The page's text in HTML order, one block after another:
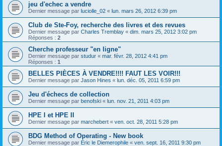
jeu d'echec a vendre
Dernier message par luciolle_02 « lun. mars 26, 2012 6:39 pm
Club de Ste-Foy, recherche des livres et des revues
Dernier message par Charles Tremblay « dim. mars 25, 2012 3:02 pm
Réponses : 2
Cherche professeur "en ligne"
Dernier message par studur « mar. févr. 28, 2012 4:41 pm
Réponses : 1
BELLES PIÈCES À VENDRE!!!! FAUT LES VOIR!!!
Dernier message par Jason Hines « lun. déc. 05, 2011 6:59 pm
Jeu d'échecs de collection
Dernier message par benofski « lun. nov. 21, 2011 4:03 pm
HPE I et HPE II
Dernier message par marchebert « ven. oct. 28, 2011 5:28 pm
BDG Method of Operating - New book
Dernier message par Eric le Diemerophile « ven. sept. 16, 2011 9:30 pm